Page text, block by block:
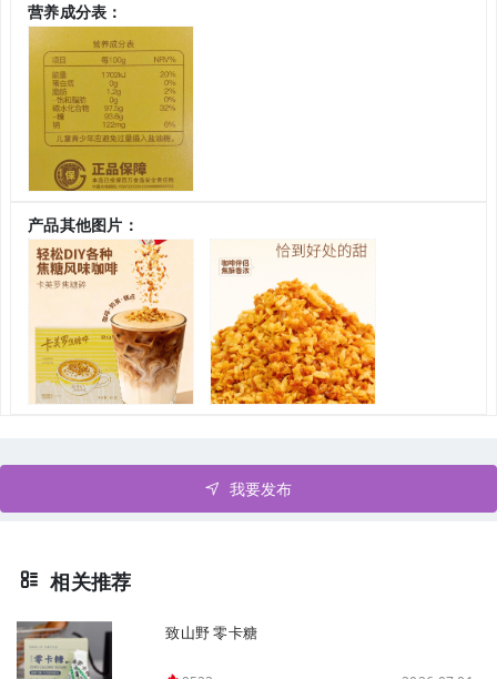
营养成分表：
产品其他图片：
我要发布
相关推荐
致山野 零卡糖